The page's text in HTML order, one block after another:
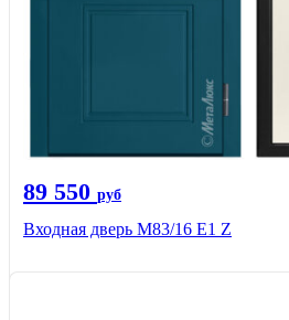
89 550 руб
Входная дверь M83/16 Е1 Z